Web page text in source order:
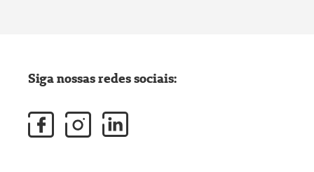
Siga nossas redes sociais: